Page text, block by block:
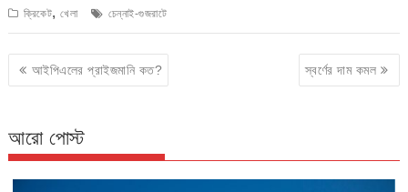
ক্রিকেট,খেলা চেন্নাই-গুজরাটে
Post
navigation
আইপিএলের প্রাইজমানি কত? স্বর্ণের দা‌ম কমল
আরো পোস্ট